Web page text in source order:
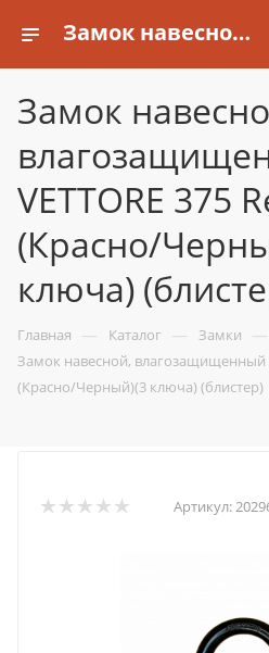
Замок навесной, влагозащищенный VETTORE 375 Red/Black (Красно/Черный)(3 ключа) (блистер)
Замок
VETTORE 375
(Красно/
ключа)
Главная — Каталог — Замки —
Замок навесной, влагозащищенный
(Красно/Черный)(3 ключа) (блистер)
Артикул: